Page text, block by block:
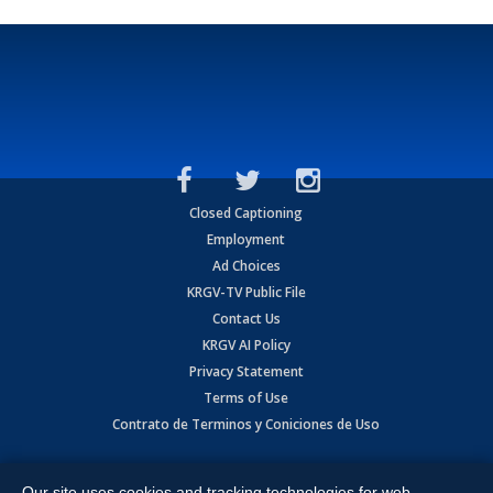
Closed Captioning
Employment
Ad Choices
KRGV-TV Public File
Contact Us
KRGV AI Policy
Privacy Statement
Terms of Use
Contrato de Terminos y Coniciones de Uso